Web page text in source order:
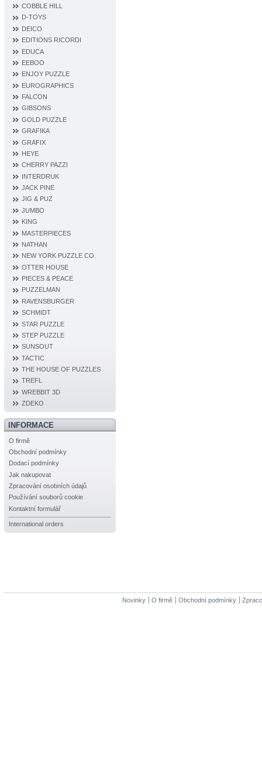
COBBLE HILL
D‐TOYS
DEICO
EDITIONS RICORDI
EDUCA
EEBOO
ENJOY PUZZLE
EUROGRAPHICS
FALCON
GIBSONS
GOLD PUZZLE
GRAFIKA
GRAFIX
HEYE
CHERRY PAZZI
INTERDRUK
JACK PINE
JIG & PUZ
JUMBO
KING
MASTERPIECES
NATHAN
NEW YORK PUZZLE CO.
OTTER HOUSE
PIECES & PEACE
PUZZELMAN
RAVENSBURGER
SCHMIDT
STAR PUZZLE
STEP PUZZLE
SUNSOUT
TACTIC
THE HOUSE OF PUZZLES
TREFL
WREBBIT 3D
ZDEKO
INFORMACE
O firmě
Obchodní podmínky
Dodací podmínky
Jak nakupovat
Zpracování osobních údajů
Používání souborů cookie
Kontaktní formulář
International orders
Novinky O firmě Obchodní podmínky